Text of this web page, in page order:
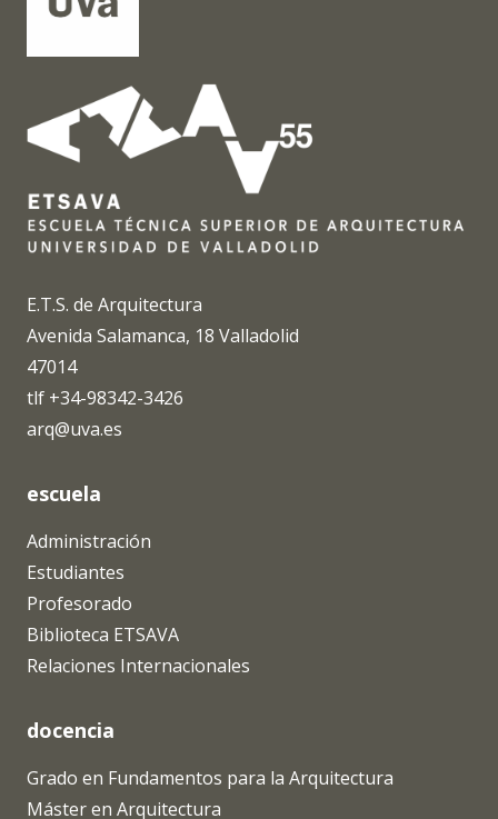
E.T.S. de Arquitectura
Avenida Salamanca, 18 Valladolid
47014
tlf +34-98342-3426
arq@uva.es
escuela
Administración
Estudiantes
Profesorado
Biblioteca ETSAVA
Relaciones Internacionales
docencia
Grado en Fundamentos para la Arquitectura
Máster en Arquitectura